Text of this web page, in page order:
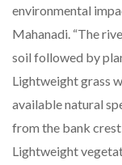
environmental
Mahanadi. “The
soil followed by
Lightweight grass
available natural
from the bank
Lightweight